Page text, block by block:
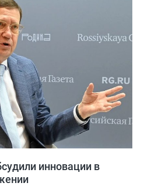
инновации в